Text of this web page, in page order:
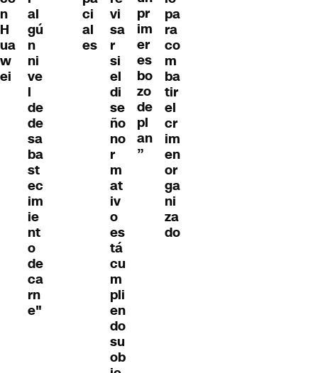
n
H
ua
w
ei
al
gú
n
ni
ve
l
de
de
sa
ba
st
ec
im
ie
nt
o
de
ca
rn
e"
ci
al
es
vi
sa
r
si
el
di
se
ño
no
r
m
at
iv
o
es
tá
cu
m
pli
en
do
su
ob
pr
im
er
es
bo
zo
de
pl
an
”
pa
ra
co
m
ba
tir
el
cr
im
en
or
ga
ni
za
do